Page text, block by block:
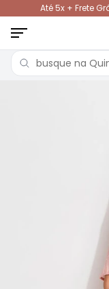
Até 5x + Frete